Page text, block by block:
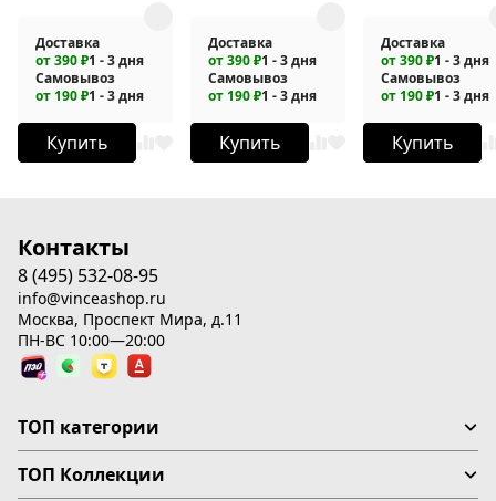
Доставка
от 390 ₽1 - 3 дня
Самовывоз
от 190 ₽1 - 3 дня
Купить
Доставка
от 390 ₽1 - 3 дня
Самовывоз
от 190 ₽1 - 3 дня
Купить
Доставка
от 390 ₽1 - 3 дня
Самовывоз
от 190 ₽1 - 3 дня
Купить
Контакты
8 (495) 532-08-95
info@vinceashop.ru
Москва, Проспект Мира, д.11
ПН-ВС 10:00—20:00
ТОП категории
ТОП Коллекции